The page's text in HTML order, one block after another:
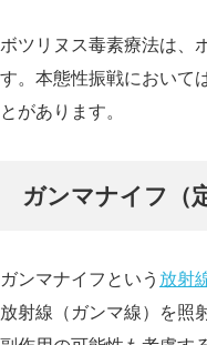
ボツリヌス毒素療法は、
す。本態性振戦において
とがあります。
ガンマナイフ（
ガンマナイフという 放射
放射線（ガンマ線）を照